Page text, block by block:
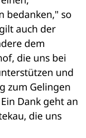
bedanken," so
auch der
dem
die uns bei
und
zum Gelingen
Dank geht an
die uns